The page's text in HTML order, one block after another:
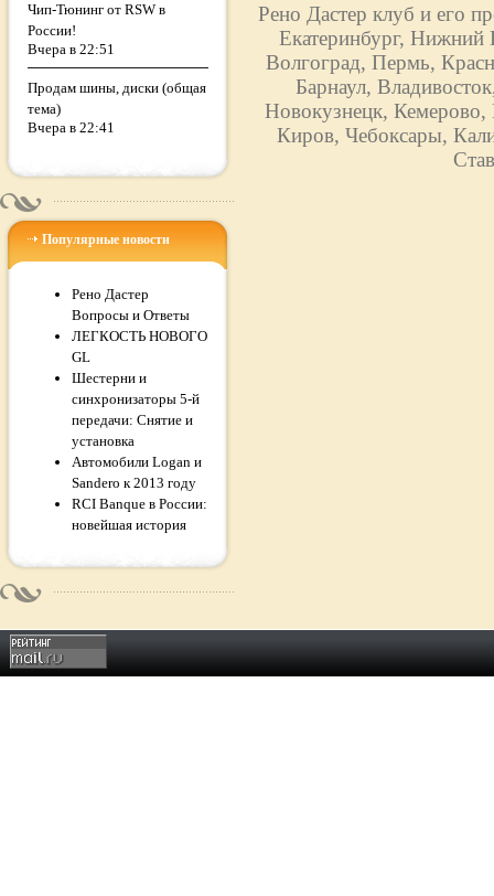
Чип-Тюнинг от RSW в
России!
Вчера в 22:51
Продам шины, диски (общая
тема)
Вчера в 22:41
Популярные новости
Рено Дастер
Вопросы и Ответы
ЛЕГКОСТЬ НОВОГО
GL
Шестерни и
синхронизаторы 5-й
передачи: Снятие и
установка
Автомобили Logan и
Sandero к 2013 году
RCI Banque в России:
новейшая история
Рено Дастер клуб и его
Екатеринбург, Нижний
Волгоград, Пермь,
Барнаул,
Новокузнецк,
Киров, Чебоксары,